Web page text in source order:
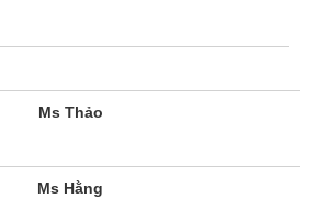
Ms Thảo
Ms Hằng